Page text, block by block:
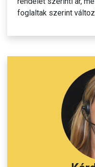
foglaltak szerint